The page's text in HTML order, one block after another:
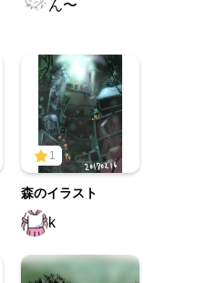
ん〜
1
森のイラスト
k